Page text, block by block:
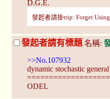
D.G.E.
發起者請掛trip: Forget
發起者請有標題 名稱:
>>No.107932
dynamic stochastic
ODEL